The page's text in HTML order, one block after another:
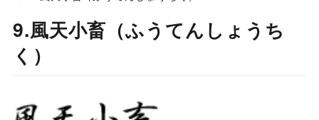
9.風天小畜（ふうてんしょうち
く）